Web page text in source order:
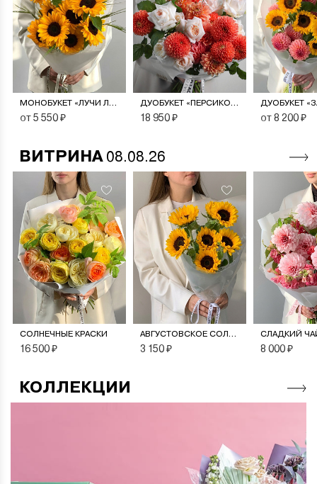
МОНОБУКЕТ «ЛУЧИ ЛЕТА»
от 5 550 ₽
ДУОБУКЕТ «ПЕРСИКОВЫЙ СОРБЕТ»
18 950 ₽ от 8 200 ₽
ВИТРИНА 08.08.26
СОЛНЕЧНЫЕ КРАСКИ
16 500 ₽
АВГУСТОВСКОЕ СОЛНЦЕ
3 150 ₽
СЛАДКИЙ
8 000 ₽
КОЛЛЕКЦИИ